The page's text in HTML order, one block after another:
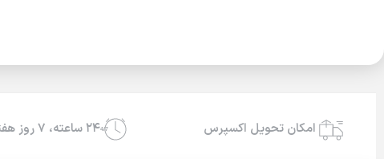
امکان تحویل اکسپرس 24/7۲۴ ساعته، ۷ روز هفته